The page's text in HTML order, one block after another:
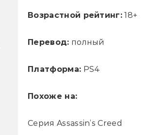
Возрастной рейтинг: 18+
Перевод: полный
Платформа: PS4
Похоже на:
Серия Assassin’s Creed